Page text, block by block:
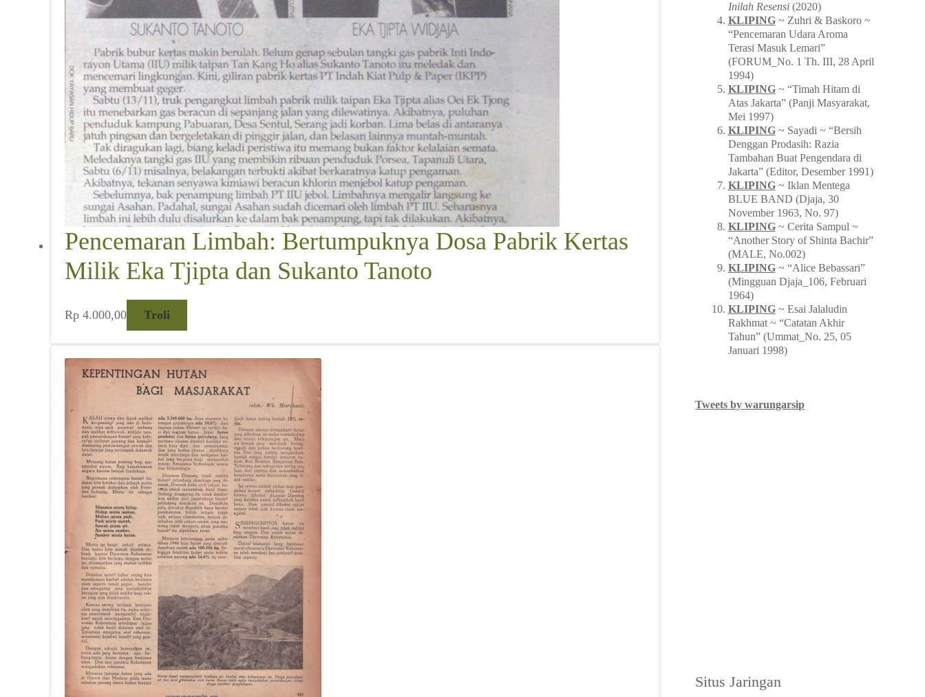
Pencemaran Limbah: Bertumpuknya Dosa Pabrik Kertas
Milik Eka Tjipta dan Sukanto Tanoto
Rp4.000,00 Troli
Inilah Resensi(2020)
KLIPING~ Zuhri & Baskoro ~
“Pencemaran Udara Aroma
Terasi Masuk Lemari”
(FORUM_No. 1 Th. III, 28 April
1994)
KLIPING~ “Timah Hitam di
Atas Jakarta” (Panji Masyarakat,
Mei 1997)
KLIPING~ Sayadi ~ “Bersih
Denggan Prodasih: Razia
Tambahan Buat Pengendara di
Jakarta” (Editor, Desember 1991)
KLIPING~ Iklan Mentega
BLUE BAND (Djaja, 30
November 1963, No. 97)
KLIPING~ Cerita Sampul ~
“Another Story of Shinta Bachir”
(MALE, No.002)
KLIPING~ “Alice Bebassari”
(Mingguan Djaja_106, Februari
1964)
KLIPING~ Esai Jalaludin
Rakhmat ~ “Catatan Akhir
Tahun” (Ummat_No. 25, 05
Januari 1998)
Tweets by warungarsip
Situs Jaringan